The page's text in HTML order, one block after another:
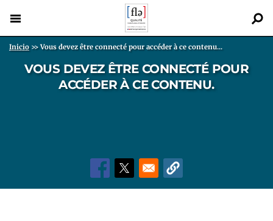
contenido
principal
Sobrescribir enlaces de ayuda a la navegación
Inicio >> Vous devez être connecté pour accéder à ce contenu...
Back
VOUS DEVEZ ÊTRE CONNECTÉ POUR
ACCÉDER À CE CONTENU.